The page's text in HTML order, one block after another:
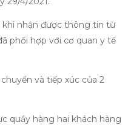
khi nhận được thông tin từ
phối hợp với cơ quan y tế
và tiếp xúc của 2
quầy hàng hai khách hàng